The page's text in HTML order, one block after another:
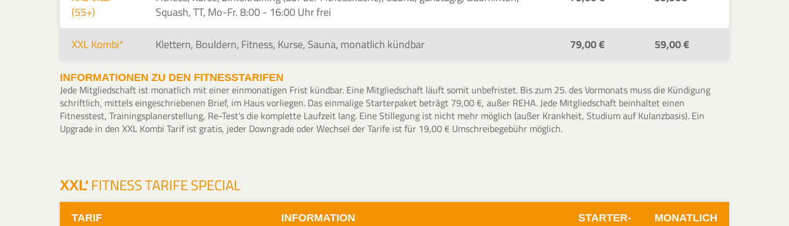
(55+)
Squash, TT, Mo-Fr. 8:00 - 16:00 Uhr frei
XXL Kombi* Klettern, Bouldern, Fitness, Kurse, Sauna, monatlich kündbar 79,00 € 59,00 €
INFORMATIONEN ZU DEN FITNESSTARIFEN
Jede Mitgliedschaft ist monatlich mit einer einmonatigen Frist kündbar. Eine Mitgliedschaft läuft somit unbefristet. Bis zum 25. des Vormonats muss die Kündigung
schriftlich, mittels eingeschriebenen Brief, im Haus vorliegen. Das einmalige Starterpaket beträgt 79,00 €, außer REHA. Jede Mitgliedschaft beinhaltet einen
Fitnesstest, Trainingsplanerstellung, Re-Test’s die komplette Laufzeit lang. Eine Stillegung ist nicht mehr möglich (außer Krankheit, Studium auf Kulanzbasis). Ein
Upgrade in den XXL Kombi Tarif ist gratis, jeder Downgrade oder Wechsel der Tarife ist für 19,00 € Umschreibegebühr möglich.
XXL
'FITNESS TARIFE SPECIAL
TARIF INFORMATION
STARTER-
MONATLICH